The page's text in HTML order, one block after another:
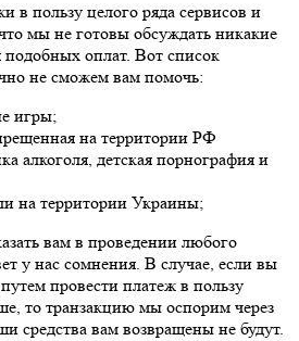
пользу целого ряда сервисов и
мы не готовы обсуждать никакие
подобных оплат. Вот список
не сможем вам помочь:
игры;
на территории РФ
алкоголя, детская порнография и
на территории Украины;
вам в проведении любого
у нас сомнения. В случае, если вы
провести платеж в пользу
то транзакцию мы оспорим через
средства вам возвращены не будут.